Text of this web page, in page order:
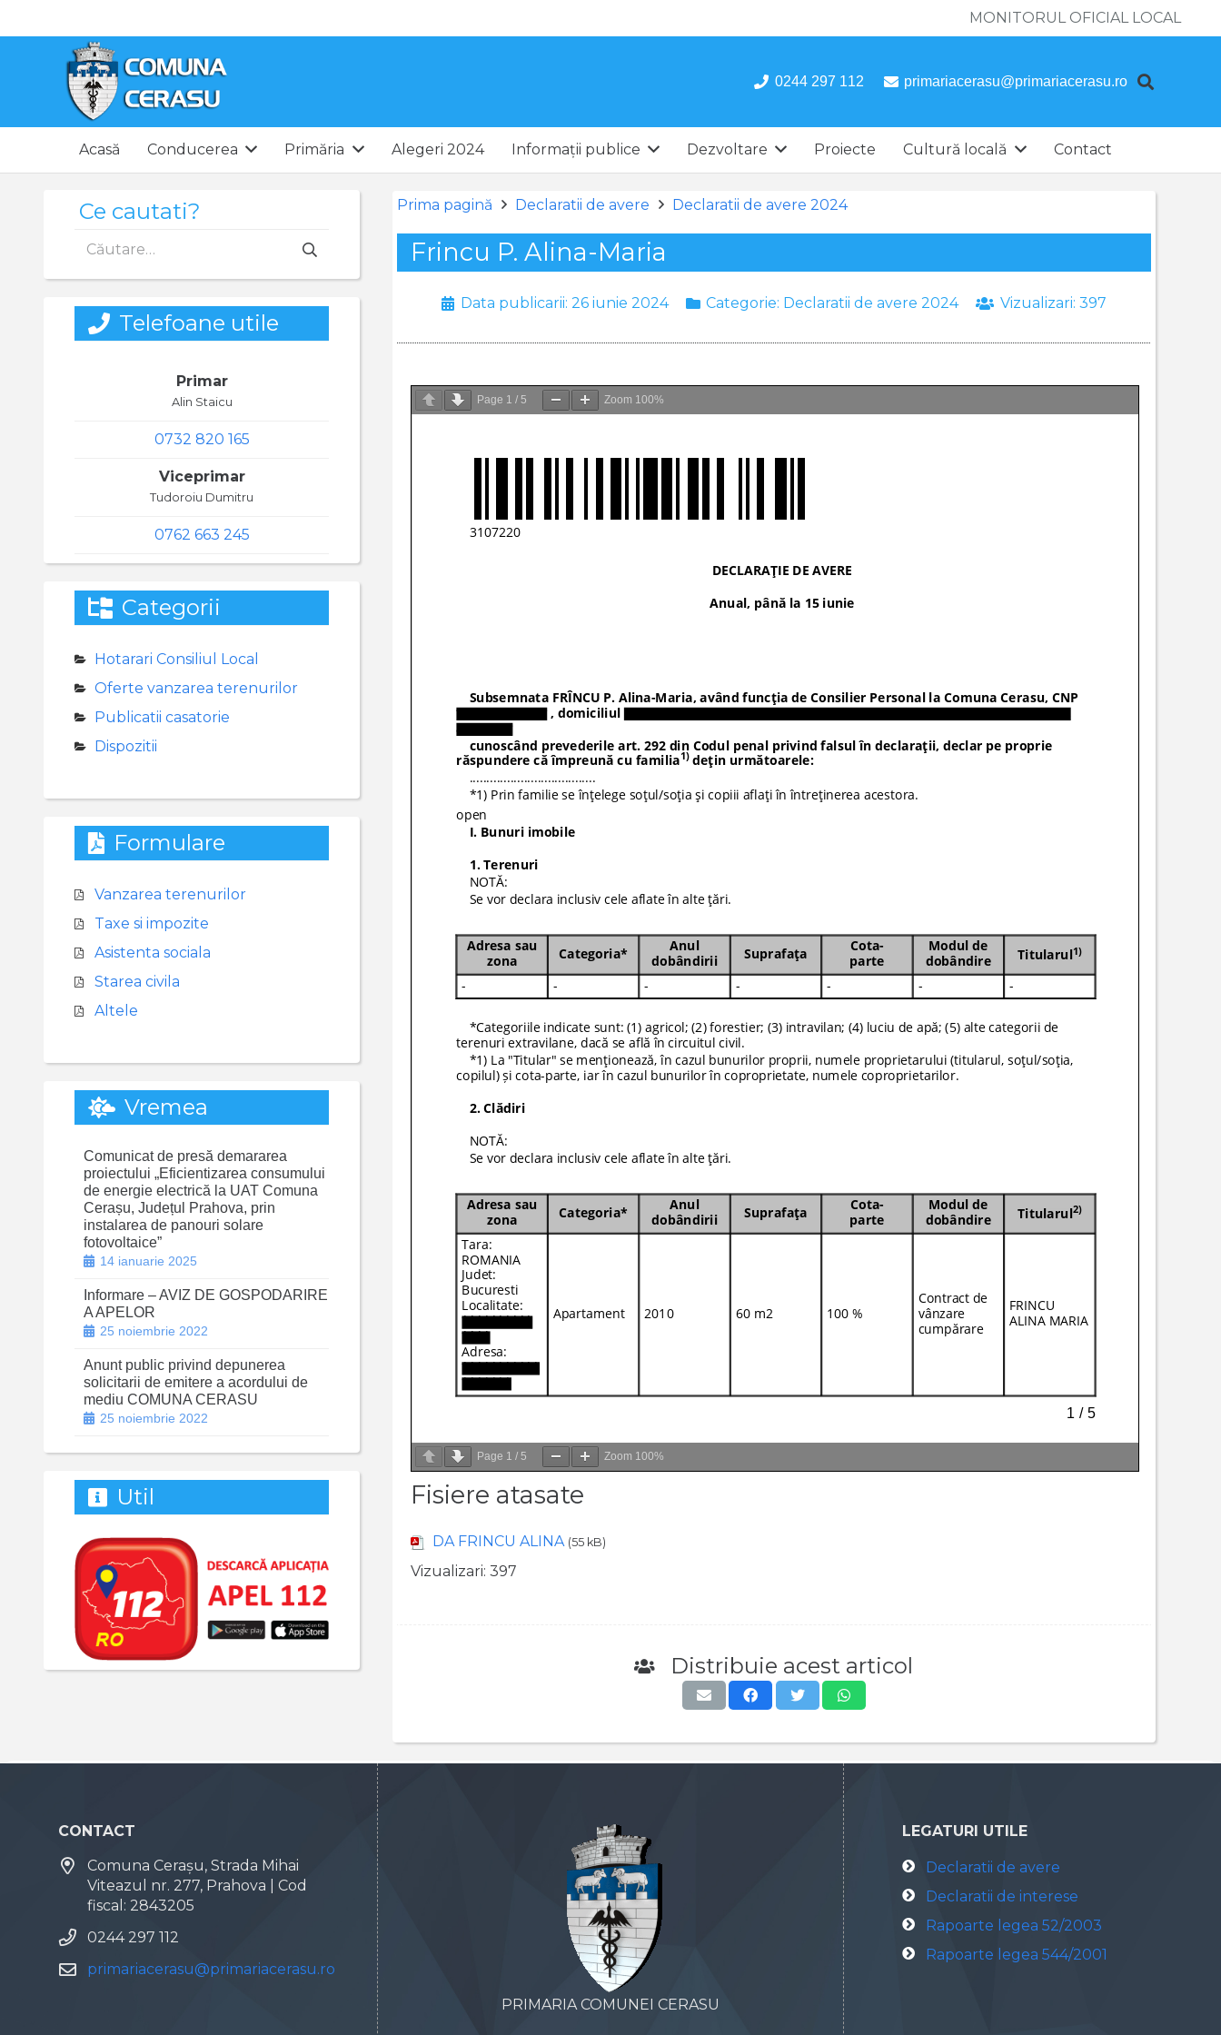
MONITORUL OFICIAL LOCAL
0244 297 112 primariacerasu@primariacerasu.ro
Acasă Conducerea Primăria Alegeri 2024 Informații publice Dezvoltare Proiecte Cultură locală Contact
Prima pagină Declaratii de avere Declaratii de avere 2024
Frincu P. Alina-Maria
Data publicarii: 26 iunie 2024 Categorie: Declaratii de avere 2024 Vizualizari: 397
Page 1 / 5 Zoom 100%
Page 1 / 5 Zoom 100%
Fisiere atasate
DA FRINCU ALINA (55 kB)
Vizualizari: 397
Distribuie acest articol
Ce cautati?
după:
Telefoane utile
Primar
Alin Staicu
0732 820 165
Viceprimar
Tudoroiu Dumitru
0762 663 245
Categorii
Hotarari Consiliul Local
Oferte vanzarea terenurilor
Publicatii casatorie
Dispozitii
Formulare
Vanzarea terenurilor
Taxe si impozite
Asistenta sociala
Starea civila
Altele
Vremea
Comunicat de presă demararea
proiectului „Eficientizarea consumului
de energie electrică la UAT Comuna
Cerașu, Județul Prahova, prin
instalarea de panouri solare
fotovoltaice”
14 ianuarie 2025
Informare – AVIZ DE GOSPODARIRE
A APELOR
25 noiembrie 2022
Anunt public privind depunerea
solicitarii de emitere a acordului de
mediu COMUNA CERASU
25 noiembrie 2022
Util
CONTACT
Comuna Cerașu, Strada Mihai
Viteazul nr. 277, Prahova | Cod
fiscal: 2843205
0244 297 112
primariacerasu@primariacerasu.ro
PRIMARIA COMUNEI CERASU
LEGATURI UTILE
Declaratii de avere
Declaratii de interese
Rapoarte legea 52/2003
Rapoarte legea 544/2001